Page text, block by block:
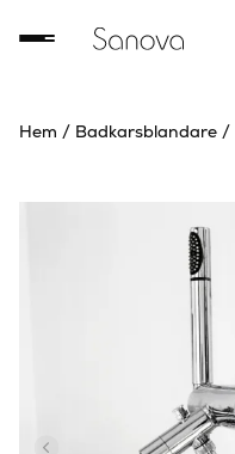
Hem / Badkarsblandare /